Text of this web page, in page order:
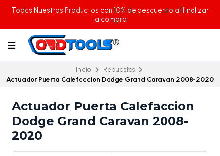
Todos Nuestros Productos con 10% de descuento al finalizar
la compra
Inicio
Repuestos
Actuador Puerta Calefaccion Dodge Grand Caravan 2008-2020
Actuador Puerta Calefaccion
Dodge Grand Caravan 2008-
2020